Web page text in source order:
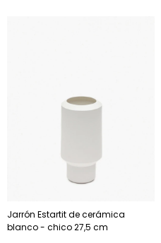
Jarrón Estartit de cerámica
blanco - chico 27,5 cm